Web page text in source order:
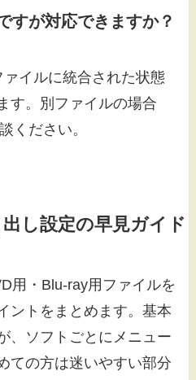
すが対応できますか？
イルに統合された状態
す。別ファイルの場合
ください。
し設定の早見ガイド
用・Blu-ray用ファイルを
ントをまとめます。基本
、ソフトごとにメニュー
ての方は迷いやすい部分